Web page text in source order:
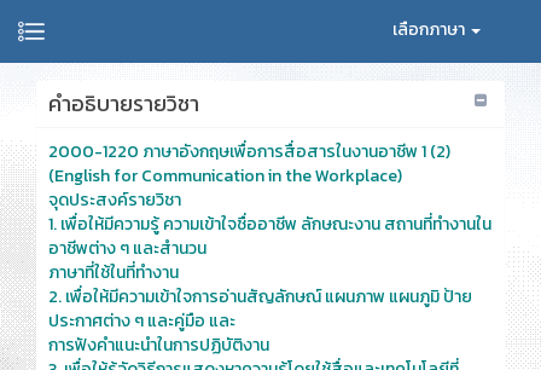
เลือกภาษา
คำอธิบายรายวิชา
2000-1220 ภาษาอังกฤษเพื่อการสื่อสารในงานอาชีพ 1 (2)
(English for Communication in the Workplace)
จุดประสงค์รายวิชา
1. เพื่อให้มีความรู้ ความเข้าใจชื่ออาชีพ ลักษณะงาน สถานที่ทำงานใน
อาชีพต่าง ๆ และสำนวน
ภาษาที่ใช้ในที่ทำงาน
2. เพื่อให้มีความเข้าใจการอ่านสัญลักษณ์ แผนภาพ แผนภูมิ ป้าย
ประกาศต่าง ๆ และคู่มือ และ
การฟังคำแนะนำในการปฏิบัติงาน